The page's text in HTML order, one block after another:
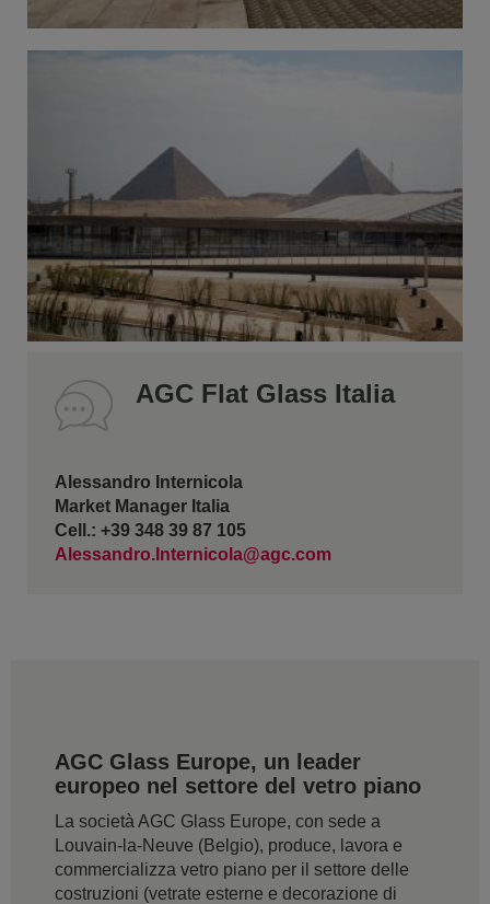
AGC Flat Glass Italia
Alessandro Internicola
Market Manager Italia
Cell.: +39 348 39 87 105
Alessandro.Internicola@agc.com
AGC Glass Europe, un leader
europeo nel settore del vetro piano
La società AGC Glass Europe, con sede a
Louvain-la-Neuve (Belgio), produce, lavora e
commercializza vetro piano per il settore delle
costruzioni (vetrate esterne e decorazione di